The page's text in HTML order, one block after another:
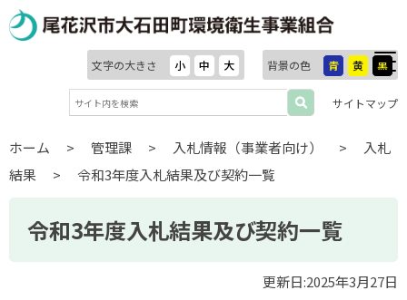
文字の大きさ 小 中 大 背景の色 青 黄 黒
サイトマップ
ホーム > 管理課 > 入札情報（事業者向け） > 入札
結果 > 令和3年度入札結果及び契約一覧
令和3年度入札結果及び契約一覧
更新日:2025年3月27日